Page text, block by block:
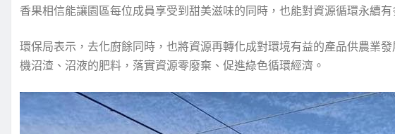
香果相信能讓園區每位成員享受到甜美滋味的同時，也能對資源循環永續有
環保局表示，去化廚餘同時，也將資源再轉化成對環境有益的產品供農業
機沼渣、沼液的肥料，落實資源零廢棄、促進綠色循環經濟。